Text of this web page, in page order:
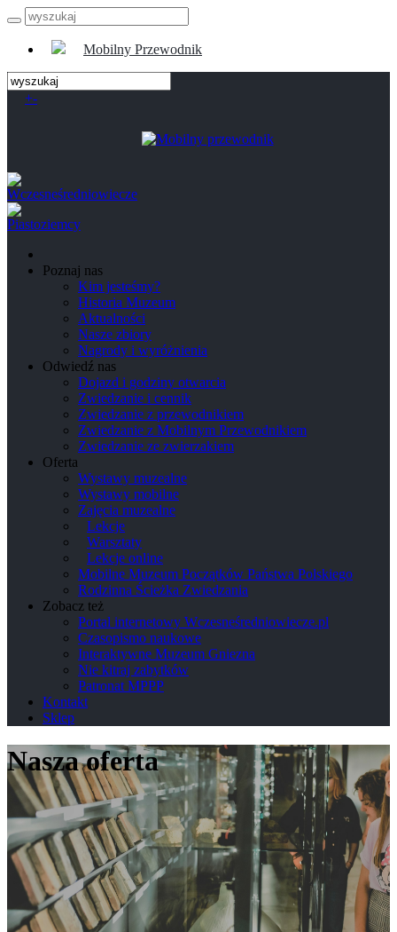
Mobilny Przewodnik
+-
Poznaj nas
Kim jesteśmy?
Historia Muzeum
Aktualności
Nasze zbiory
Nagrody i wyróżnienia
Odwiedź nas
Dojazd i godziny otwarcia
Zwiedzanie i cennik
Zwiedzanie z przewodnikiem
Zwiedzanie z Mobilnym Przewodnikiem
Zwiedzanie ze zwierzakiem
Oferta
Wystawy muzealne
Wystawy mobilne
Zajęcia muzealne
Lekcje
Warsztaty
Lekcje online
Mobilne Muzeum Początków Państwa Polskiego
Rodzinna Ścieżka Zwiedzania
Zobacz też
Portal internetowy Wczesneśredniowiecze.pl
Czasopismo naukowe
Interaktywne Muzeum Gniezna
Nie kitraj zabytków
Patronat MPPP
Kontakt
Sklep
Nasza oferta